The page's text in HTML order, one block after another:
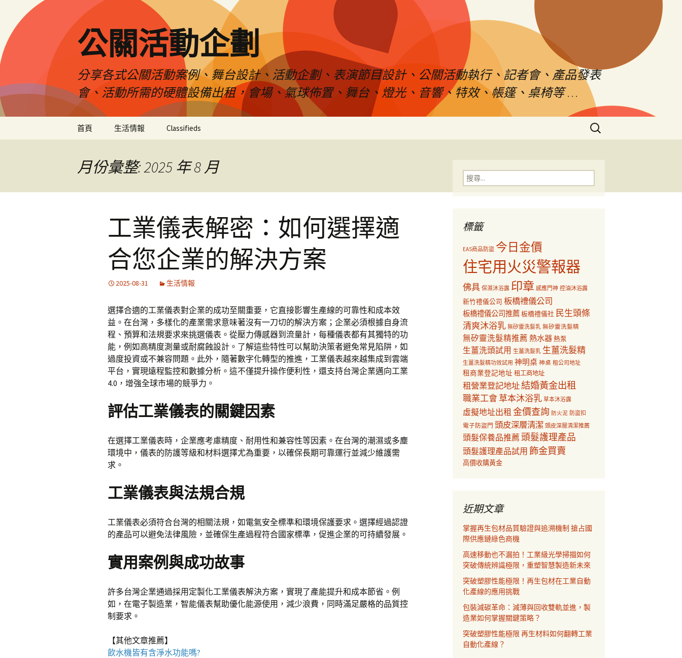
公關活動企劃
分享各式公關活動案例、舞台設計、活動企劃、表演節目設計、公關活動執行、記者會、產品發表
會、活動所需的硬體設備出租，會場、氣球佈置、舞台、燈光、音響、特效、帳篷、桌椅等 …
首頁 生活情報 Classifieds
搜
尋
字:
月份彙整: 2025 年 8 月
工業儀表解密：如何選擇適
合您企業的解決方案
2025-08-31 生活情報
選擇合適的工業儀表對企業的成功至關重要，它直接影響生產線的可靠性和成本效
益。在台灣，多樣化的產業需求意味著沒有一刀切的解決方案；企業必須根據自身流
程、預算和法規要求來挑選儀表。從壓力傳感器到流量計，每種儀表都有其獨特的功
能，例如高精度測量或耐腐蝕設計。了解這些特性可以幫助決策者避免常見陷阱，如
過度投資或不兼容問題。此外，隨著數字化轉型的推進，工業儀表越來越集成到雲端
平台，實現遠程監控和數據分析。這不僅提升操作便利性，還支持台灣企業邁向工業
4.0，增強全球市場的競爭力。
評估工業儀表的關鍵因素
在選擇工業儀表時，企業應考慮精度、耐用性和兼容性等因素。在台灣的潮濕或多塵
環境中，儀表的防護等級和材料選擇尤為重要，以確保長期可靠運行並減少維護需
求。
工業儀表與法規合規
工業儀表必須符合台灣的相關法規，如電氣安全標準和環境保護要求。選擇經過認證
的產品可以避免法律風險，並確保生產過程符合國家標準，促進企業的可持續發展。
實用案例與成功故事
許多台灣企業通過採用定製化工業儀表解決方案，實現了產能提升和成本節省。例
如，在電子製造業，智能儀表幫助優化能源使用，減少浪費，同時滿足嚴格的品質控
制要求。
【其他文章推薦】
飲水機皆有含淨水功能嗎?
搜
尋
標籤
EAS商品防盜 今日金價
住宅用火災警報器
佛具 保濕沐浴露 印章 感應門神 控油沐浴露
新竹禮儀公司 板橋禮儀公司
板橋禮儀公司推薦板橋禮儀社 民生頭條
清爽沐浴乳 無矽靈洗髮乳 無矽靈洗髮精
無矽靈洗髮精推薦 熱水器 熱泵
生薑洗頭試用 生薑洗髮乳 生薑洗髮精
生薑洗髮精功效試用 神明桌 神桌 租公司地址
租商業登記地址 租工商地址
租營業登記地址結婚黃金出租
職業工會草本沐浴乳 草本沐浴露
虛擬地址出租 金價查詢 防火泥 防盜扣
電子防盜門 頭皮深層清潔 頭皮深層清潔推薦
頭髮保養品推薦 頭髮護理產品
頭髮護理產品試用 飾金買賣
高價收購黃金
近期文章
掌握再生包材品質驗證與追溯機制 搶占國
際供應鏈綠色商機
高速移動也不漏拍！工業級光學掃描如何
突破傳統辨識極限，重塑智慧製造新未來
突破塑膠性能極限！再生包材在工業自動
化產線的應用挑戰
包裝減碳革命：減薄與回收雙軌並進，製
造業如何掌握關鍵策略？
突破塑膠性能極限 再生材料如何翻轉工業
自動化產線？